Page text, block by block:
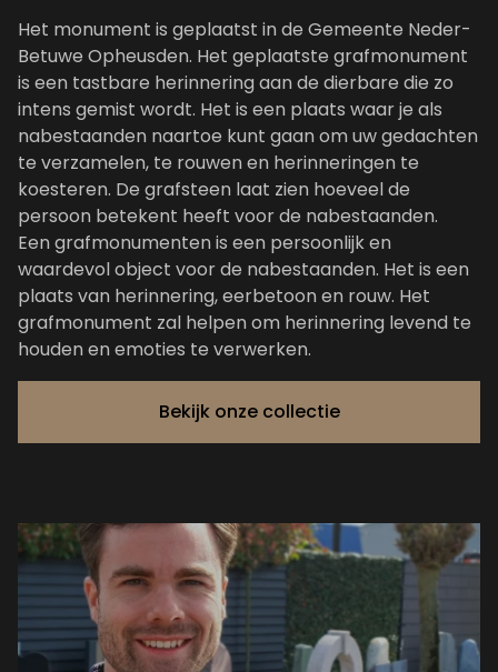
Het monument is geplaatst in de Gemeente Neder-
Betuwe Opheusden. Het geplaatste grafmonument
is een tastbare herinnering aan de dierbare die zo
intens gemist wordt. Het is een plaats waar je als
nabestaanden naartoe kunt gaan om uw gedachten
te verzamelen, te rouwen en herinneringen te
koesteren. De grafsteen laat zien hoeveel de
persoon betekent heeft voor de nabestaanden.
Een grafmonumenten is een persoonlijk en
waardevol object voor de nabestaanden. Het is een
plaats van herinnering, eerbetoon en rouw. Het
grafmonument zal helpen om herinnering levend te
houden en emoties te verwerken.
Bekijk onze collectie